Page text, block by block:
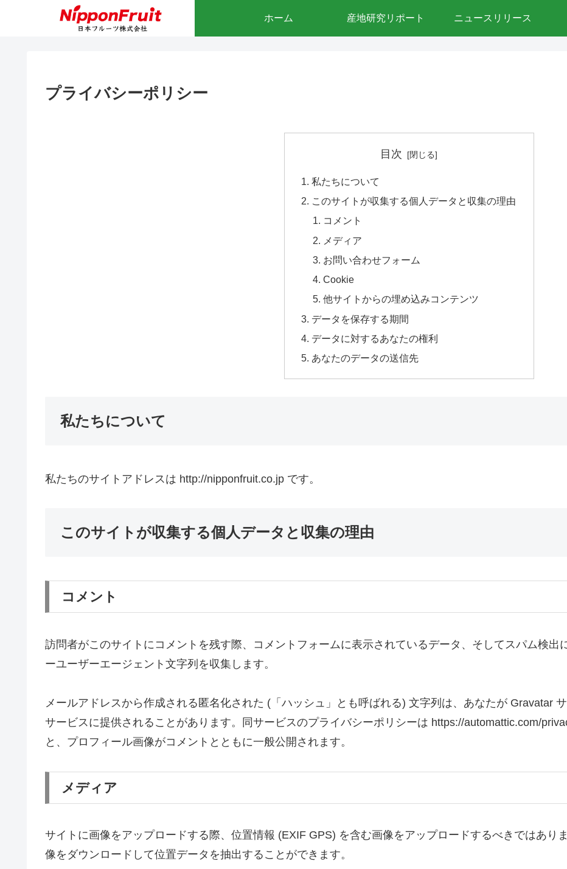
ホーム 産地研究リポート ニュースリリース
プライバシーポリシー
目次
私たちについて
このサイトが収集する個人データと収集の理由
コメント
メディア
お問い合わせフォーム
Cookie
他サイトからの埋め込みコンテンツ
データを保存する期間
データに対するあなたの権利
あなたのデータの送信先
私たちについて
私たちのサイトアドレスは http://nipponfruit.co.jp です。
このサイトが収集する個人データと収集の理由
コメント
訪問者がこのサイトにコメントを残す際、コメントフォームに表示されているデータ、そしてスパム検出
ーユーザーエージェント文字列を収集します。
メールアドレスから作成される匿名化された (「ハッシュ」とも呼ばれる) 文字列は、あなたが Gravatar
サービスに提供されることがあります。同サービスのプライバシーポリシーは https://automattic.com/
と、プロフィール画像がコメントとともに一般公開されます。
メディア
サイトに画像をアップロードする際、位置情報 (EXIF GPS) を含む画像をアップロードするべきではあり
像をダウンロードして位置データを抽出することができます。